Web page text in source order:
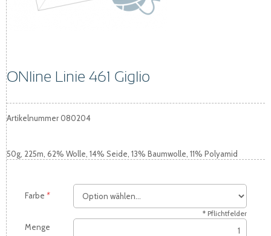
ONline Linie 461 Giglio
Artikelnummer080204
50g, 225m, 62% Wolle, 14% Seide, 13% Baumwolle, 11% Polyamid
Farbe *
* Pflichtfelder
Menge